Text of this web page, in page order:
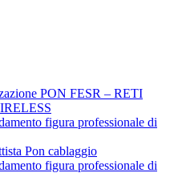
PON FESR – RETI
figura professionale di
Pon cablaggio
figura professionale di